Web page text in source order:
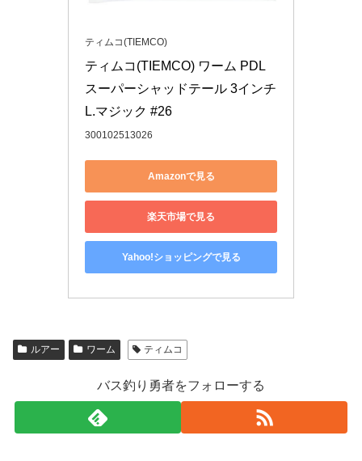
ティムコ(TIEMCO)
ティムコ(TIEMCO) ワーム PDL
スーパーシャッドテール 3インチ
L.マジック #26
300102513026
Amazonで見る
楽天市場で見る
Yahoo!ショッピングで見る
ルアー ワーム ティムコ
バス釣り勇者をフォローする